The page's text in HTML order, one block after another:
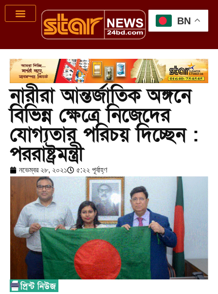
নারীরা আন্তর্জাতিক অঙ্গনে
বিভিন্ন ক্ষেত্রে নিজেদের
যোগ্যতার পরিচয় দিচ্ছেন :
পররাষ্ট্রমন্ত্রী
নভেম্বর ২৮, ২০২১ ৫:২২ পূর্বাহ্ণ
BN